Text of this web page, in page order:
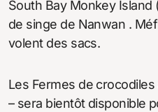
South Bay Monkey Island
de singe de Nanwan .
volent des sacs.
Les Fermes de
– sera bientôt disponible